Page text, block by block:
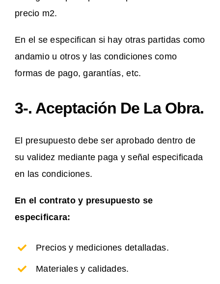
precio m2.
En el se especifican si hay otras partidas como
andamio u otros y las condiciones como
formas de pago, garantías, etc.
3-. Aceptación De La Obra.
El presupuesto debe ser aprobado dentro de
su validez mediante paga y señal especificada
en las condiciones.
En el contrato y presupuesto se
especificara:
Precios y mediciones detalladas.
Materiales y calidades.